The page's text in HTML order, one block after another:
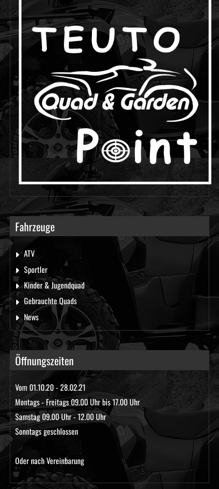
Fahrzeuge
ATV
Sportler
Kinder & Jugendquad
Gebrauchte Quads
News
Öffnungszeiten
Vom 01.10.20 - 28.02.21
Montags - Freitags 09.00 Uhr bis 17.00 Uhr
Samstag 09.00 Uhr - 12.00 Uhr
Sonntags geschlossen
Oder nach Vereinbarung